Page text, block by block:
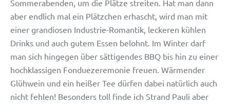
Sommerabenden, um die Plätze streiten. Hat man dann
aber endlich mal ein Plätzchen erhascht, wird man mit
einer grandiosen Industrie-Romantik, leckeren kühlen
Drinks und auch gutem Essen belohnt. Im Winter darf
man sich hingegen über sättigendes BBQ bis hin zu einer
hochklassigen Fonduezeremonie freuen. Wärmender
Glühwein und ein heißer Tee dürfen dabei natürlich auch
nicht fehlen! Besonders toll finde ich Strand Pauli aber